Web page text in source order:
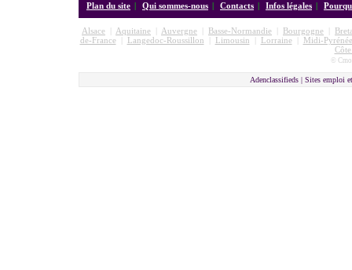
Plan du site | Qui sommes-nous | Contacts | Infos légales |
Alsace Aquitaine Auvergne Basse-Normandie Bourgogne
de-France| Langedoc-Roussillon Limousin Lorraine|
Midi-
©
Adenclassifieds | Sites emploi